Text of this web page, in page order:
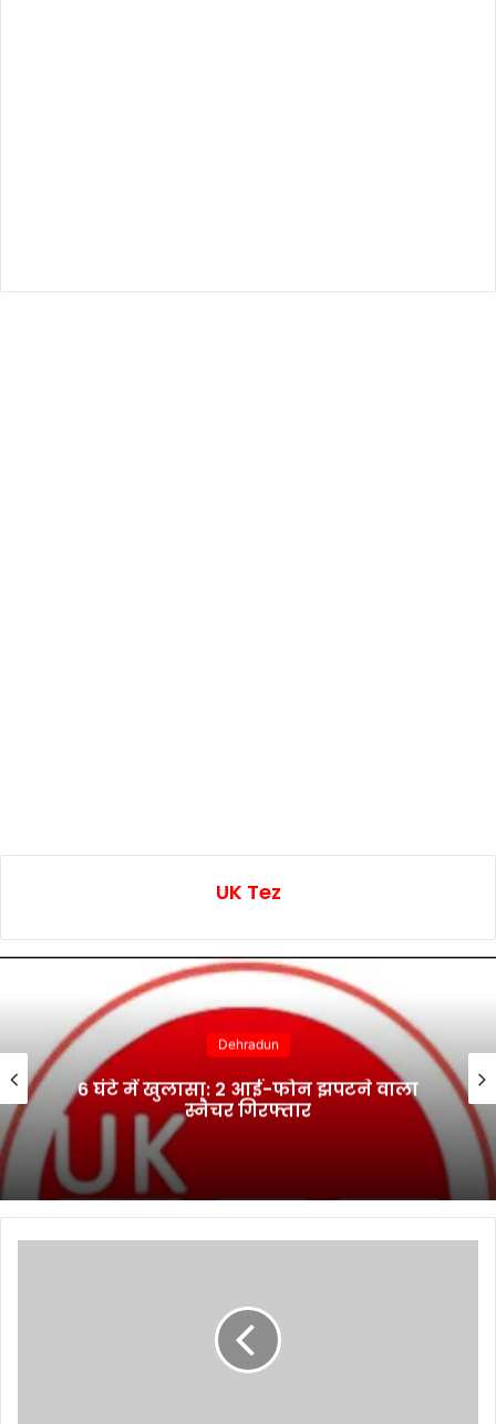
UK Tez
Dehradun
6 घंटे में खुलासा: 2 आई-फोन झपटने वाला
स्नैचर गिरफ्तार